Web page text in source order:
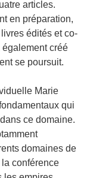
articles.
en préparation,
édités et co-
créé
se poursuit.
Marie
qui
ce domaine.
domaines de
la conférence